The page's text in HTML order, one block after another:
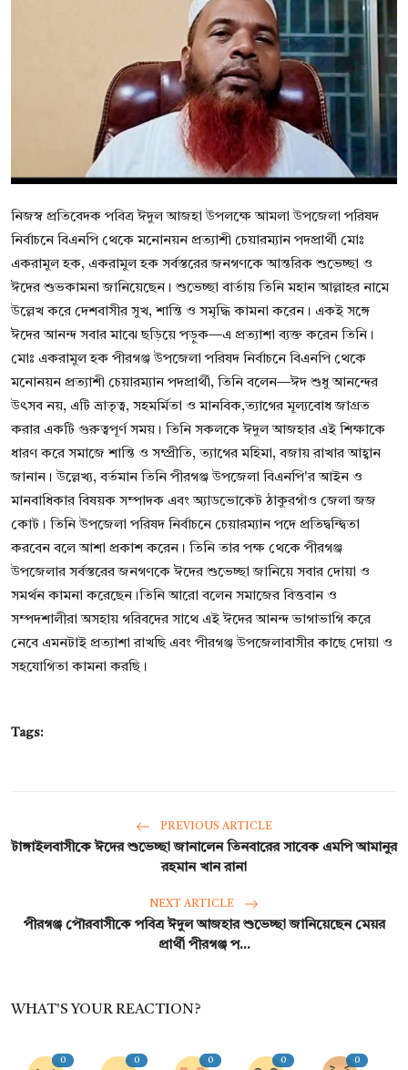
রাজনীতি
Bangla
নিজস্ব প্রতিবেদক পবিত্র ঈদুল আজহা উপলক্ষে আমলা উপজেলা পরিষদ
নির্বাচনে বিএনপি থেকে মনোনয়ন প্রত্যাশী চেয়ারম্যান পদপ্রার্থী মোঃ
একরামুল হক, একরামুল হক সর্বস্তরের জনগণকে আন্তরিক শুভেচ্ছা ও
ঈদের শুভকামনা জানিয়েছেন। শুভেচ্ছা বার্তায় তিনি মহান আল্লাহর নামে
উল্লেখ করে দেশবাসীর সুখ, শান্তি ও সমৃদ্ধি কামনা করেন। একই সঙ্গে
ঈদের আনন্দ সবার মাঝে ছড়িয়ে পড়ুক—এ প্রত্যাশা ব্যক্ত করেন তিনি।
মোঃ একরামুল হক পীরগঞ্জ উপজেলা পরিষদ নির্বাচনে বিএনপি থেকে
মনোনয়ন প্রত্যাশী চেয়ারম্যান পদপ্রার্থী, তিনি বলেন—ঈদ শুধু আনন্দের
উৎসব নয়, এটি ভ্রাতৃত্ব, সহমর্মিতা ও মানবিক,ত্যাগের মূল্যবোধ জাগ্রত
করার একটি গুরুত্বপূর্ণ সময়। তিনি সকলকে ঈদুল আজহার এই শিক্ষাকে
ধারণ করে সমাজে শান্তি ও সম্প্রীতি, ত্যাগের মহিমা, বজায় রাখার আহ্বান
জানান। উল্লেখ্য, বর্তমান তিনি পীরগঞ্জ উপজেলা বিএনপি'র আইন ও
মানবাধিকার বিষয়ক সম্পাদক এবং অ্যাডভোকেট ঠাকুরগাঁও জেলা জজ
কোট। তিনি উপজেলা পরিষদ নির্বাচনে চেয়ারম্যান পদে প্রতিদ্বন্দ্বিতা
করবেন বলে আশা প্রকাশ করেন। তিনি তার পক্ষ থেকে পীরগঞ্জ
উপজেলার সর্বস্তরের জনগণকে ঈদের শুভেচ্ছা জানিয়ে সবার দোয়া ও
সমর্থন কামনা করেছেন।তিনি আরো বলেন সমাজের বিত্তবান ও
সম্পদশালীরা অসহায় গরিবদের সাথে এই ঈদের আনন্দ ভাগাভাগি করে
নেবে এমনটাই প্রত্যাশা রাখছি এবং পীরগঞ্জ উপজেলাবাসীর কাছে দোয়া ও
সহযোগিতা কামনা করছি।
Tags:
PREVIOUS ARTICLE
​টাঙ্গাইলবাসীকে ঈদের শুভেচ্ছা জানালেন তিনবারের সাবেক এমপি আমানুর
রহমান খান রানা
NEXT ARTICLE
পীরগঞ্জ পৌরবাসীকে পবিত্র ঈদুল আজহার শুভেচ্ছা জানিয়েছেন মেয়র
প্রার্থী পীরগঞ্জ প...
WHAT'S YOUR REACTION?
0 0 0 0 0